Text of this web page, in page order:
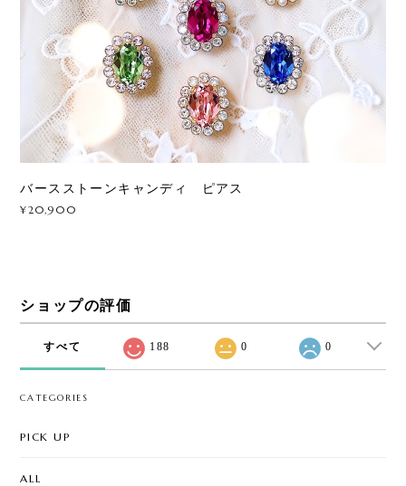
バースストーンキャンディ ピアス
¥20,900
ショップの評価
すべて 188 0 0
CATEGORIES
PICK UP
ALL